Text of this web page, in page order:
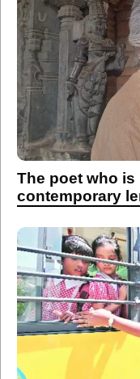
The poet who
contemporary